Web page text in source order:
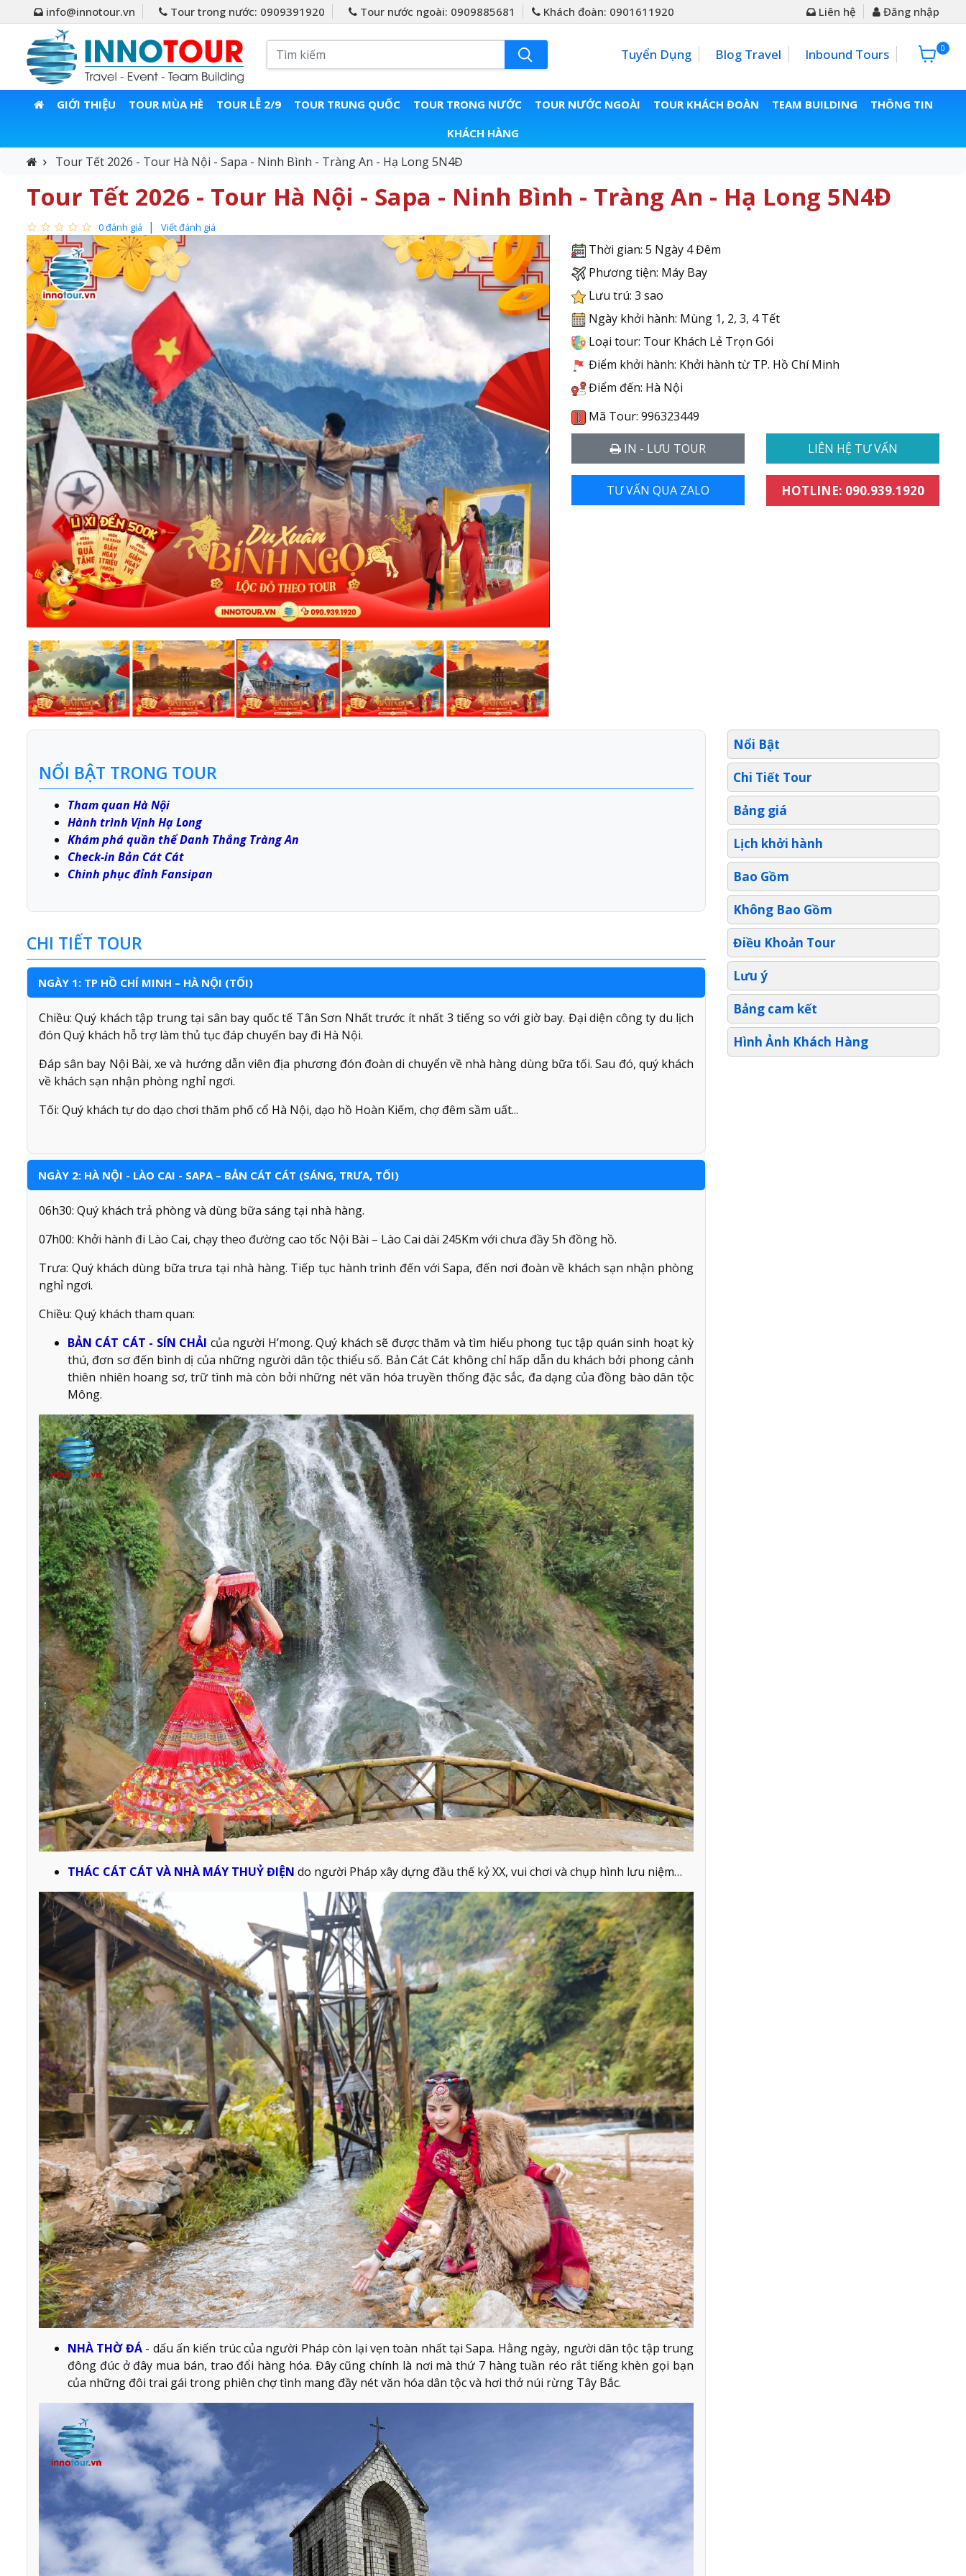
info@innotour.vn Tour trong nước: 0909391920 Tour nước ngoài: 0909885681 Khách đoàn: 0901611920 Liên hệ Đăng nhập
Tuyển Dụng Blog Travel Inbound Tours 0 0đ
GIỚI THIỆU TOUR MÙA HÈ TOUR LỄ 2/9 TOUR TRUNG QUỐC TOUR TRONG NƯỚC TOUR NƯỚC NGOÀI TOUR KHÁCH ĐOÀN TEAM BUILDING
THÔNG TIN
KHÁCH HÀNG
Tour Tết 2026 - Tour Hà Nội - Sapa - Ninh Bình - Tràng An - Hạ Long 5N4Đ
Tour Tết 2026 - Tour Hà Nội - Sapa - Ninh Bình - Tràng An - Hạ Long 5N4Đ
0 đánh giá Viết đánh giá
Thời gian: 5 Ngày 4 Đêm
Phương tiện: Máy Bay
Lưu trú: 3 sao
Ngày khởi hành: Mùng 1, 2, 3, 4 Tết
Loại tour: Tour Khách Lẻ Trọn Gói
Điểm khởi hành: Khởi hành từ TP. Hồ Chí Minh
Điểm đến: Hà Nội
Mã Tour: 996323449
IN - LƯU TOUR LIÊN HỆ TƯ VẤN
TƯ VẤN QUA ZALO HOTLINE: 090.939.1920
NỔI BẬT TRONG TOUR
Tham quan Hà Nội
Hành trình Vịnh Hạ Long
Khám phá quần thể Danh Thắng Tràng An
Check-in Bản Cát Cát
Chinh phục đỉnh Fansipan
CHI TIẾT TOUR
NGÀY 1: TP HỒ CHÍ MINH – HÀ NỘI (TỐI)
Chiều: Quý khách tập trung tại sân bay quốc tế Tân Sơn Nhất trước ít nhất 3 tiếng so với giờ bay. Đại diện công ty du lịch
đón Quý khách hỗ trợ làm thủ tục đáp chuyến bay đi Hà Nội.
Đáp sân bay Nội Bài, xe và hướng dẫn viên địa phương đón đoàn di chuyển về nhà hàng dùng bữa tối. Sau đó, quý khách
về khách sạn nhận phòng nghỉ ngơi.
Tối: Quý khách tự do dạo chơi thăm phố cổ Hà Nội, dạo hồ Hoàn Kiếm, chợ đêm sầm uất...
NGÀY 2: HÀ NỘI - LÀO CAI - SAPA – BẢN CÁT CÁT (SÁNG, TRƯA, TỐI)
06h30: Quý khách trả phòng và dùng bữa sáng tại nhà hàng.
07h00: Khởi hành đi Lào Cai, chạy theo đường cao tốc Nội Bài – Lào Cai dài 245Km với chưa đầy 5h đồng hồ.
Trưa: Quý khách dùng bữa trưa tại nhà hàng. Tiếp tục hành trình đến với Sapa, đến nơi đoàn về khách sạn nhận phòng
nghỉ ngơi.
Chiều: Quý khách tham quan:
BẢN CÁT CÁT - SÍN CHẢI của người H’mong. Quý khách sẽ được thăm và tìm hiểu phong tục tập quán sinh hoạt kỳ
thú, đơn sơ đến bình dị của những người dân tộc thiểu số. Bản Cát Cát không chỉ hấp dẫn du khách bởi phong cảnh
thiên nhiên hoang sơ, trữ tình mà còn bởi những nét văn hóa truyền thống đặc sắc, đa dạng của đồng bào dân tộc
Mông.
THÁC CÁT CÁT VÀ NHÀ MÁY THUỶ ĐIỆN do người Pháp xây dựng đầu thế kỷ XX, vui chơi và chụp hình lưu niệm…
NHÀ THỜ ĐÁ- dấu ấn kiến trúc của người Pháp còn lại vẹn toàn nhất tại Sapa. Hằng ngày, người dân tộc tập trung
đông đúc ở đây mua bán, trao đổi hàng hóa. Đây cũng chính là nơi mà thứ 7 hàng tuần réo rắt tiếng khèn gọi bạn
của những đôi trai gái trong phiên chợ tình mang đầy nét văn hóa dân tộc và hơi thở núi rừng Tây Bắc.
Nổi Bật
Chi Tiết Tour
Bảng giá
Lịch khởi hành
Bao Gồm
Không Bao Gồm
Điều Khoản Tour
Lưu ý
Bảng cam kết
Hình Ảnh Khách Hàng